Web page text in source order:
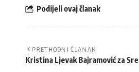
Podijeli ovaj članak
PRETHODNI ČLANAK
Kristina Ljevak Bajramović za